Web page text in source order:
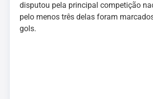
disputou pela principal competição
pelo menos três delas foram
gols.